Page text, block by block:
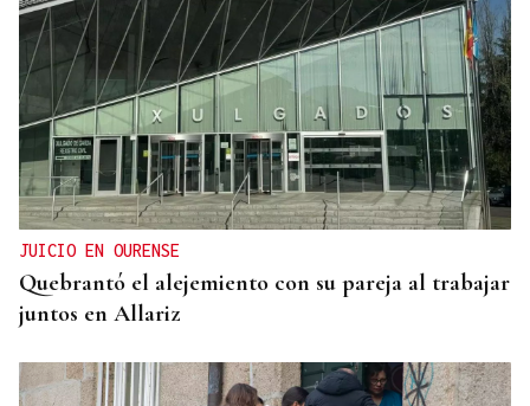
AHORRO ENERGÉTICO
La UE lanza una campaña de ahorro energético
doméstico
JUICIO EN OURENSE
Quebrantó el alejemiento con su pareja al trabajar
juntos en Allariz